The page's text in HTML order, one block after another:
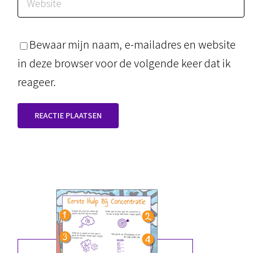
Bewaar mijn naam, e-mailadres en website
in deze browser voor de volgende keer dat ik
reageer.